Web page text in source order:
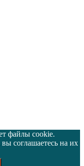
файлы cookie.
соглашаетесь на их